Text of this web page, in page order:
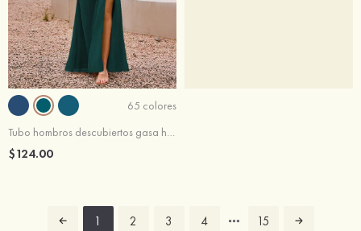
65 colores
Tubo hombros descubiertos gasa hasta el suelo vestido de dama de honor
$124.00
1 2 3 4 15